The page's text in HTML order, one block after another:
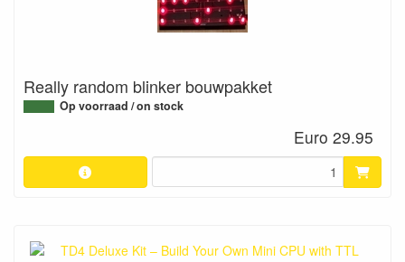
Really random blinker bouwpakket
Op voorraad / on stock
Euro 29.95